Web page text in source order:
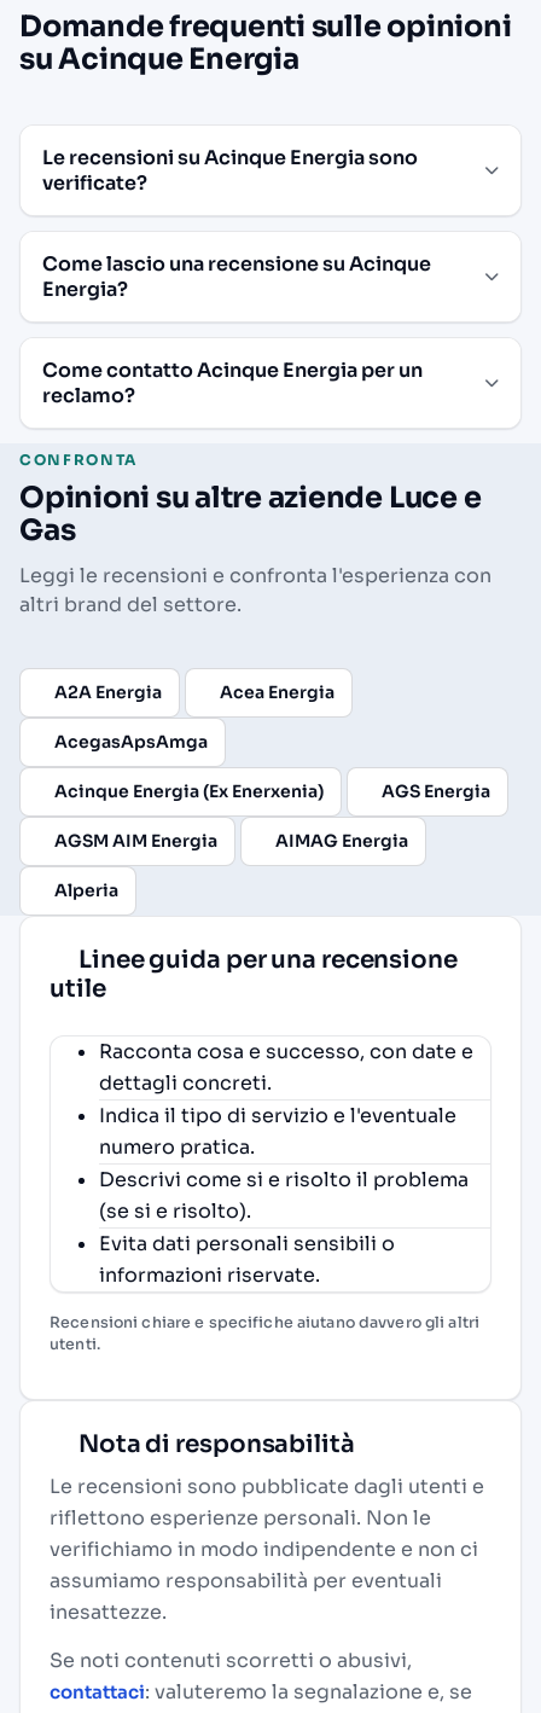
Domande frequenti sulle opinioni
su Acinque Energia
Le recensioni su Acinque Energia sono
verificate?
Come lascio una recensione su Acinque
Energia?
Come contatto Acinque Energia per un
reclamo?
CONFRONTA
Opinioni su altre aziende Luce e
Gas
Leggi le recensioni e confronta l'esperienza con
altri brand del settore.
A2A Energia Acea Energia
AcegasApsAmga
Acinque Energia (Ex Enerxenia) AGS Energia
AGSM AIM Energia AIMAG Energia
Alperia
Linee guida per una recensione
utile
Racconta cosa e successo, con date e
dettagli concreti.
Indica il tipo di servizio e l'eventuale
numero pratica.
Descrivi come si e risolto il problema
(se si e risolto).
Evita dati personali sensibili o
informazioni riservate.
Recensioni chiare e specifiche aiutano davvero gli altri
utenti.
Nota di responsabilità
Le recensioni sono pubblicate dagli utenti e
riflettono esperienze personali. Non le
verifichiamo in modo indipendente e non ci
assumiamo responsabilità per eventuali
inesattezze.
Se noti contenuti scorretti o abusivi,
contattaci: valuteremo la segnalazione e, se